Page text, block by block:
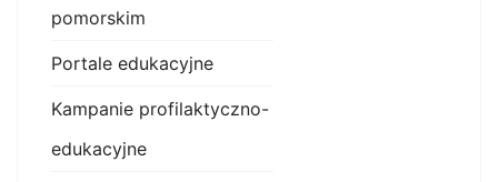
pomorskim
Portale edukacyjne
Kampanie profilaktyczno-
edukacyjne